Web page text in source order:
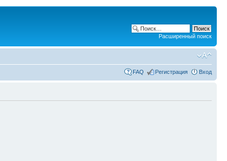
Расширенный поиск
FAQ Регистрация Вход